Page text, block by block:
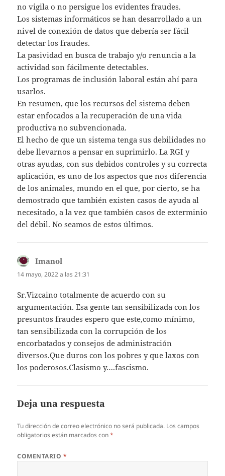
no vigila o no persigue los evidentes fraudes.
Los sistemas informáticos se han desarrollado a un
nivel de conexión de datos que debería ser fácil
detectar los fraudes.
La pasividad en busca de trabajo y/o renuncia a la
actividad son fácilmente detectables.
Los programas de inclusión laboral están ahí para
usarlos.
En resumen, que los recursos del sistema deben
estar enfocados a la recuperación de una vida
productiva no subvencionada.
El hecho de que un sistema tenga sus debilidades no
debe llevarnos a pensar en suprimirlo. La RGI y
otras ayudas, con sus debidos controles y su correcta
aplicación, es uno de los aspectos que nos diferencia
de los animales, mundo en el que, por cierto, se ha
demostrado que también existen casos de ayuda al
necesitado, a la vez que también casos de exterminio
del débil. No seamos de estos últimos.
Imanol
14 mayo, 2022 a las 21:31
Sr.Vizcaino totalmente de acuerdo con su
argumentación. Esa gente tan sensibilizada con los
presuntos fraudes espero que este,como mínimo,
tan sensibilizada con la corrupción de los
encorbatados y consejos de administración
diversos.Que duros con los pobres y que laxos con
los poderosos.Clasismo y….fascismo.
Deja una respuesta
Tu dirección de correo electrónico no será publicada. Los campos
obligatorios están marcados con*
COMENTARIO *